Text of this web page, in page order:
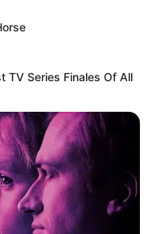
TV Series Finales Of All